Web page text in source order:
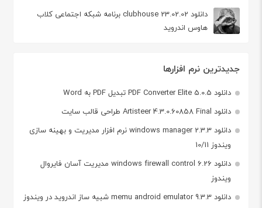
دانلود clubhouse 23.02.02 برنامه شبکه اجتماعی کلاب
هاوس اندروید
جدیدترین نرم افزارها
دانلود PDF Converter Elite 5.0.5 تبدیل PDF به Word
دانلود Artisteer 4.3.0.60858 Final طراحی قالب سایت
دانلود windows manager 2.3.3 نرم افزار مدیریت و بهینه سازی
ویندوز 10/11
دانلود windows firewall control 6.26 مدیریت آسان فایروال
ویندوز
دانلود memu android emulator 9.3.3 شبیه ساز اندروید در ویندوز